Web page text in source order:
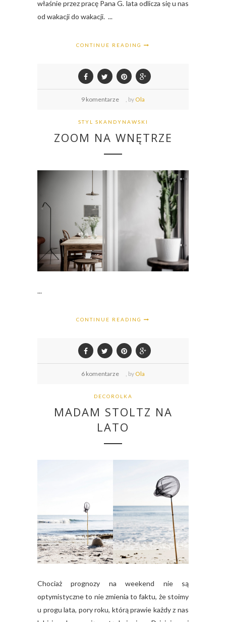
właśnie przez pracę Pana G. lata odlicza się u nas
od wakacji do wakacji. ...
CONTINUE READING
9 komentarze , by Ola
STYL SKANDYNAWSKI
ZOOM NA WNĘTRZE
...
CONTINUE READING
6 komentarze , by Ola
DECOROLKA
MADAM STOLTZ NA
LATO
Chociaż prognozy na weekend nie są
optymistyczne to nie zmienia to faktu, że stoimy
u progu lata, pory roku, którą prawie każdy z nas